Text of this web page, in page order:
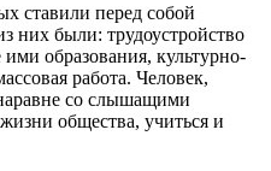
ставили перед собой
них были: трудоустройство
образования, культурно-
работа. Человек,
со слышащими
общества, учиться и